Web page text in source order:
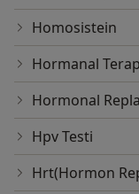
Homosistein
Hormanal
Hormonal
Hpv Testi
Hrt(Hormon